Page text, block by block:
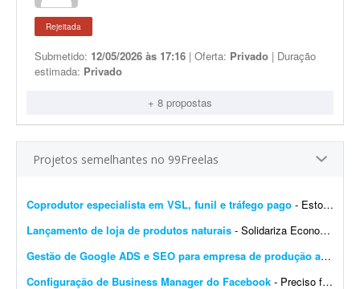
Rejeitada
Submetido: 12/05/2026 às 17:16 | Oferta: Privado | Duração
estimada: Privado
+ 8 propostas
Projetos semelhantes no 99Freelas
Coprodutor especialista em VSL, funil e tráfego pago - Estou procurando um coprodutor com experiência comprovada em produtos digitais, que saiba estruturar e colocar para funcionar um funil de vendas completo - do anúncio até a comp...
Lançamento de loja de produtos naturais - Solidariza Economia solidária é um jeito diferente de produzir, vender, comprar e trocar o que é preciso para viver: sem explorar os outros, sem buscar vantagem indevida e sem...
Gestão de Google ADS e SEO para empresa de produção audiovisual
Configuração de Business Manager do Facebook - Preciso fazer disparo de mensagens através da API do Meta. Já tenho o sistema, no entanto meu Business Manager do Facebook está desorganizado, com muitas contas de portfó...